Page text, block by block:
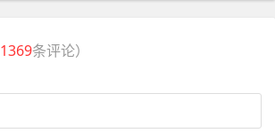
1369条评论）